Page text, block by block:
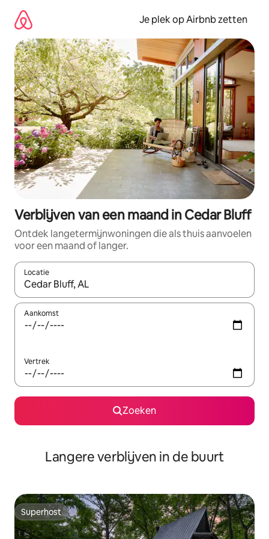
direct
naar
inhoud
Je plek op Airbnb zetten
Verblijven van een maand in Cedar Bluff
Ontdek langetermijnwoningen die als thuis aanvoelen
voor een maand of langer.
Locatie
Wanneer er resultaten beschikbaar zijn, maak je een keuze
Aankomst
Vertrek
Zoeken
Langere verblijven in de buurt
Superhost
Superhost